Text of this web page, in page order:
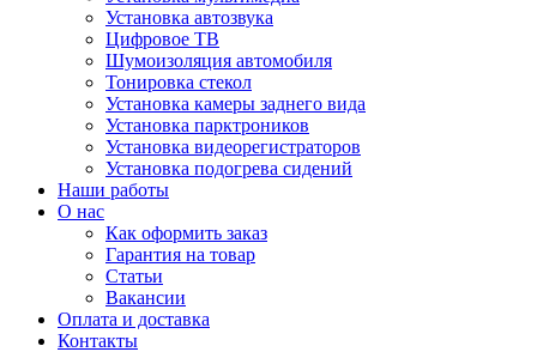
Установка автозвука
Цифровое ТВ
Шумоизоляция автомобиля
Тонировка стекол
Установка камеры заднего вида
Установка парктроников
Установка видеорегистраторов
Установка подогрева сидений
Наши работы
О нас
Как оформить заказ
Гарантия на товар
Статьи
Вакансии
Оплата и доставка
Контакты